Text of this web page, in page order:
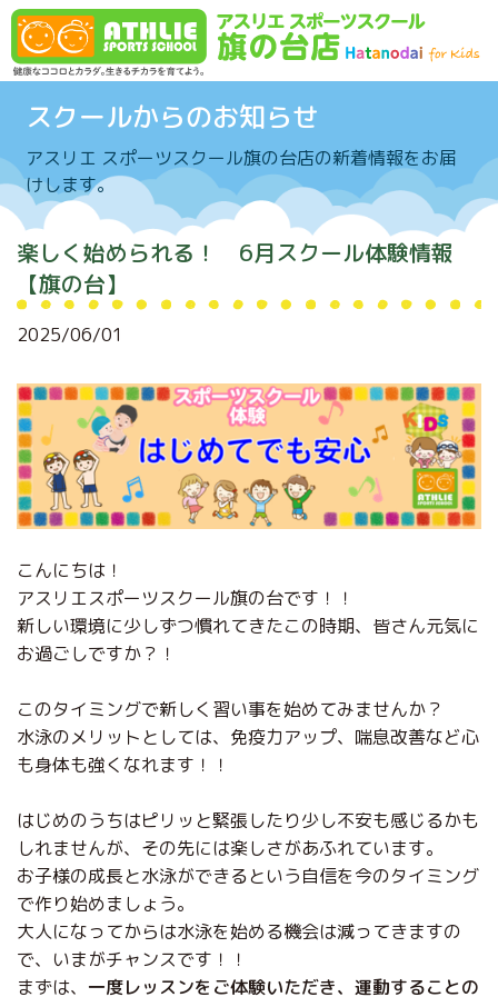
Skip to content
スクールからのお知らせ
アスリエ スポーツスクール旗の台店の新着情報をお届
けします。
楽しく始められる！ 6月スクール体験情報
【旗の台】
2025/06/01
こんにちは！
アスリエスポーツスクール旗の台です！！
新しい環境に少しずつ慣れてきたこの時期、皆さん元気に
お過ごしですか？！
このタイミングで新しく習い事を始めてみませんか？
水泳のメリットとしては、免疫力アップ、喘息改善など心
も身体も強くなれます！！
はじめのうちはピリッと緊張したり少し不安も感じるかも
しれませんが、その先には楽しさがあふれています。
お子様の成長と水泳ができるという自信を今のタイミング
で作り始めましょう。
大人になってからは水泳を始める機会は減ってきますの
で、いまがチャンスです！！
‎まずは、‎ ‎一度レッスンをご体験いただき、運動することの